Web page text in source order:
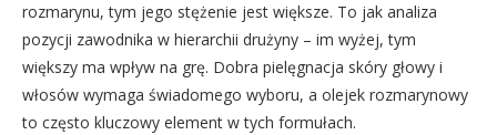
rozmarynu, tym jego stężenie jest większe. To jak analiza
pozycji zawodnika w hierarchii drużyny – im wyżej, tym
większy ma wpływ na grę. Dobra pielęgnacja skóry głowy i
włosów wymaga świadomego wyboru, a olejek rozmarynowy
to często kluczowy element w tych formułach.